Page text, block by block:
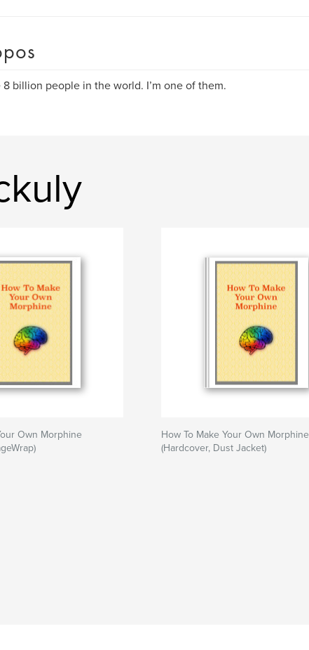
8 billion people in the world. I’m one of them.
Own Morphine
How To Make Your Own Morphine
(Hardcover, Dust Jacket)